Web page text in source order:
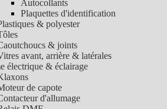
Autocollants
Plaquettes d'identification
& polyester
& joints
avant, arrière & latérales
électrique & éclairage
de capote
d'allumage